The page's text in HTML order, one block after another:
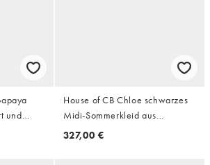
und
House of CB Chloe schwarzes
Midi-Sommerkleid aus
Baumwolle mit Broderie
327,00 €